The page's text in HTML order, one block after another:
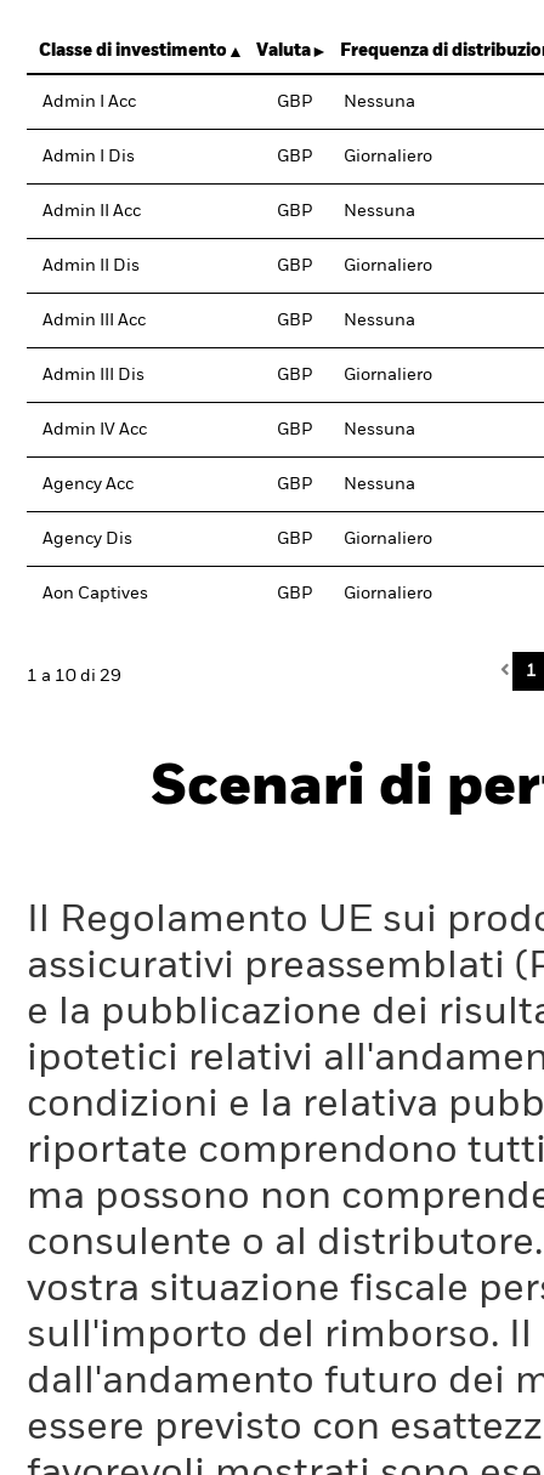
Classe di investimento Valuta Frequenza di
Admin I Acc GBP Nessuna
Admin I Dis GBP Giornaliero
Admin II Acc GBP Nessuna
Admin II Dis GBP Giornaliero
Admin III Acc GBP Nessuna
Admin III Dis GBP Giornaliero
Admin IV Acc GBP Nessuna
Agency Acc GBP Nessuna
Agency Dis GBP Giornaliero
Aon Captives GBP Giornaliero
1 a 10 di 29 1
Scenari di
Il Regolamento UE sui
assicurativi preassemblati
e la pubblicazione dei
ipotetici relativi
condizioni e la relativa
riportate comprendono
ma possono non
consulente o al
vostra situazione fiscale
sull'importo del rimborso.
dall'andamento futuro dei
essere previsto con